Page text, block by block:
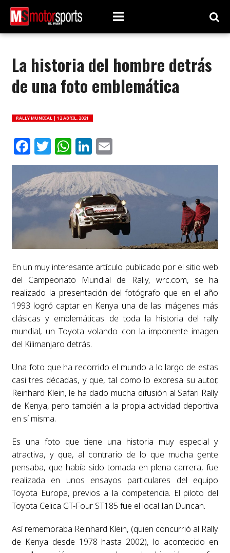
La historia del hombre detrás
de una foto emblemática
RALLY MUNDIAL | 12 ABRIL, 2021
Facebook
Twitter
WhatsApp
LinkedIn
Email
En un muy interesante artículo publicado por el sitio web
del Campeonato Mundial de Rally, wrc.com, se ha
realizado la presentación del fotógrafo que en el año
1993 logró captar en Kenya una de las imágenes más
clásicas y emblemáticas de toda la historia del rally
mundial, un Toyota volando con la imponente imagen
del Kilimanjaro detrás.
Una foto que ha recorrido el mundo a lo largo de estas
casi tres décadas, y que, tal como lo expresa su autor,
Reinhard Klein, le ha dado mucha difusión al Safari Rally
de Kenya, pero también a la propia actividad deportiva
en sí misma.
Es una foto que tiene una historia muy especial y
atractiva, y que, al contrario de lo que mucha gente
pensaba, que había sido tomada en plena carrera, fue
realizada en unos ensayos particulares del equipo
Toyota Europa, previos a la competencia. El piloto del
Toyota Celica GT-Four ST185 fue el local Ian Duncan.
Así rememoraba Reinhard Klein, (quien concurrió al Rally
de Kenya desde 1978 hasta 2002), lo acontecido en